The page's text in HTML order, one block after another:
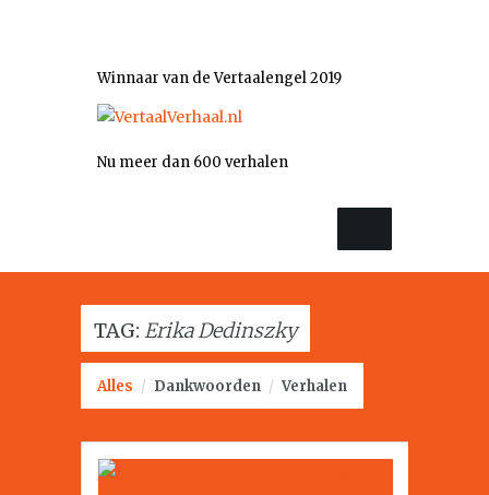
Winnaar van de Vertaalengel 2019
Nu meer dan 600 verhalen
TAG: Erika Dedinszky
Alles / Dankwoorden / Verhalen